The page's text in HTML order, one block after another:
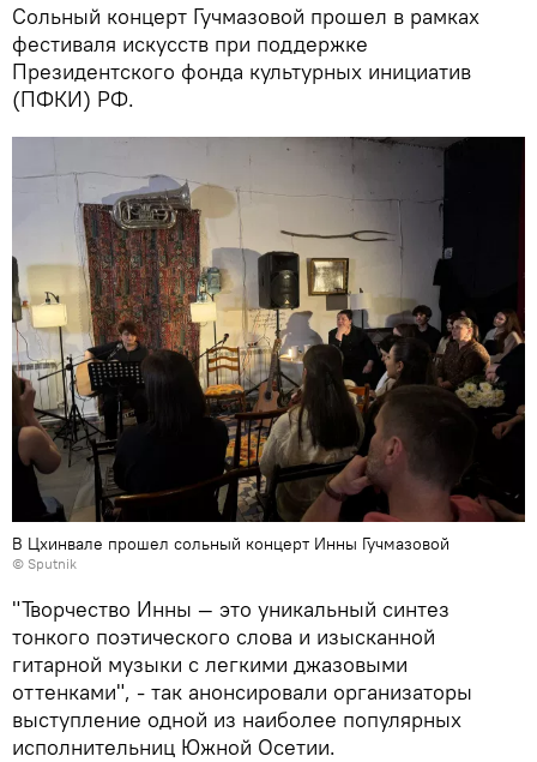
Сольный концерт Гучмазовой прошел в рамках
фестиваля искусств при поддержке
Президентского фонда культурных инициатив
(ПФКИ) РФ.
В Цхинвале прошел сольный концерт Инны Гучмазовой
© Sputnik
"Творчество Инны — это уникальный синтез
тонкого поэтического слова и изысканной
гитарной музыки с легкими джазовыми
оттенками", - так анонсировали организаторы
выступление одной из наиболее популярных
исполнительниц Южной Осетии.